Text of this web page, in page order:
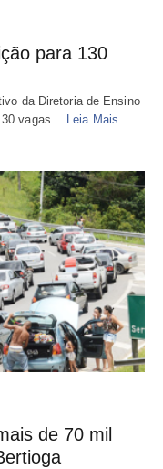
para 130
da Diretoria de Ensino
vagas… Leia Mais
de 70 mil